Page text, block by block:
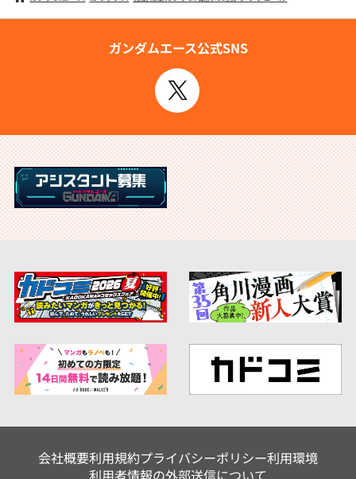
ガンダムエース公式SNS
会社概要利用規約プライバシーポリシー利用環境
利用者情報の外部送信について